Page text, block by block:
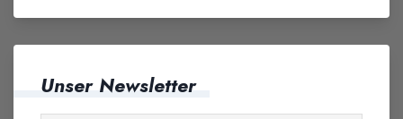
Unser Newsletter